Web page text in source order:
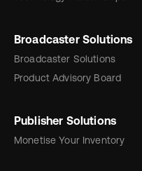
Broadcaster Solutions
Broadcaster Solutions
Product Advisory Board
Publisher Solutions
Monetise Your Inventory